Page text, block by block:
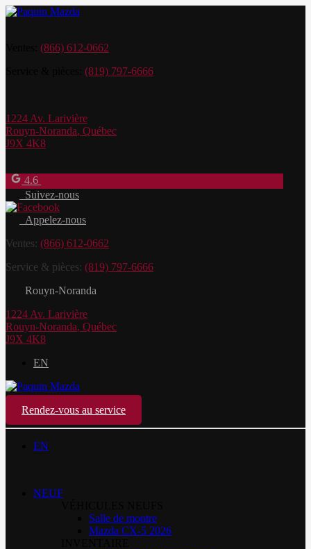
(866) 612-0662
(819) 797-6666
1224 Av. Larivière
Rouyn-Noranda, Québec
J9X 4K8
4.6
Suivez-nous
Appelez-nous
Ventes: (866) 612-0662
Service & pièces: (819) 797-6666
Rouyn-Noranda
1224 Av. Larivière
Rouyn-Noranda, Québec
J9X 4K8
EN
Rendez-vous au service
EN
NEUF
Salle de montre
Mazda CX-5 2026